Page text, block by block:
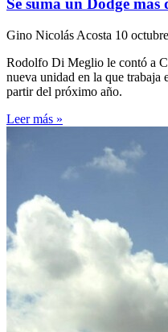
Se suma un Dodge más
Gino Nicolás Acosta 10
Rodolfo Di Meglio le contó a
nueva unidad en la que trabaja
partir del próximo año.
Leer más »